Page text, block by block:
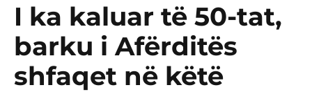
I ka kaluar të 50-tat,
barku i Afërditës
shfaqet në këtë